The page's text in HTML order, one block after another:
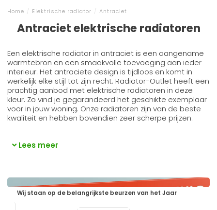
Home / Elektrische radiator / Antraciet
Antraciet elektrische radiatoren
Een elektrische radiator in antraciet is een aangename
warmtebron en een smaakvolle toevoeging aan ieder
interieur. Het antraciete design is tijdloos en komt in
werkelijk elke stijl tot zijn recht. Radiator-Outlet heeft een
prachtig aanbod met elektrische radiatoren in deze
kleur. Zo vind je gegarandeerd het geschikte exemplaar
voor in jouw woning. Onze radiatoren zijn van de beste
kwaliteit en hebben bovendien zeer scherpe prijzen.
Lees meer
Wij staan op de belangrijkste beurzen van het Jaar